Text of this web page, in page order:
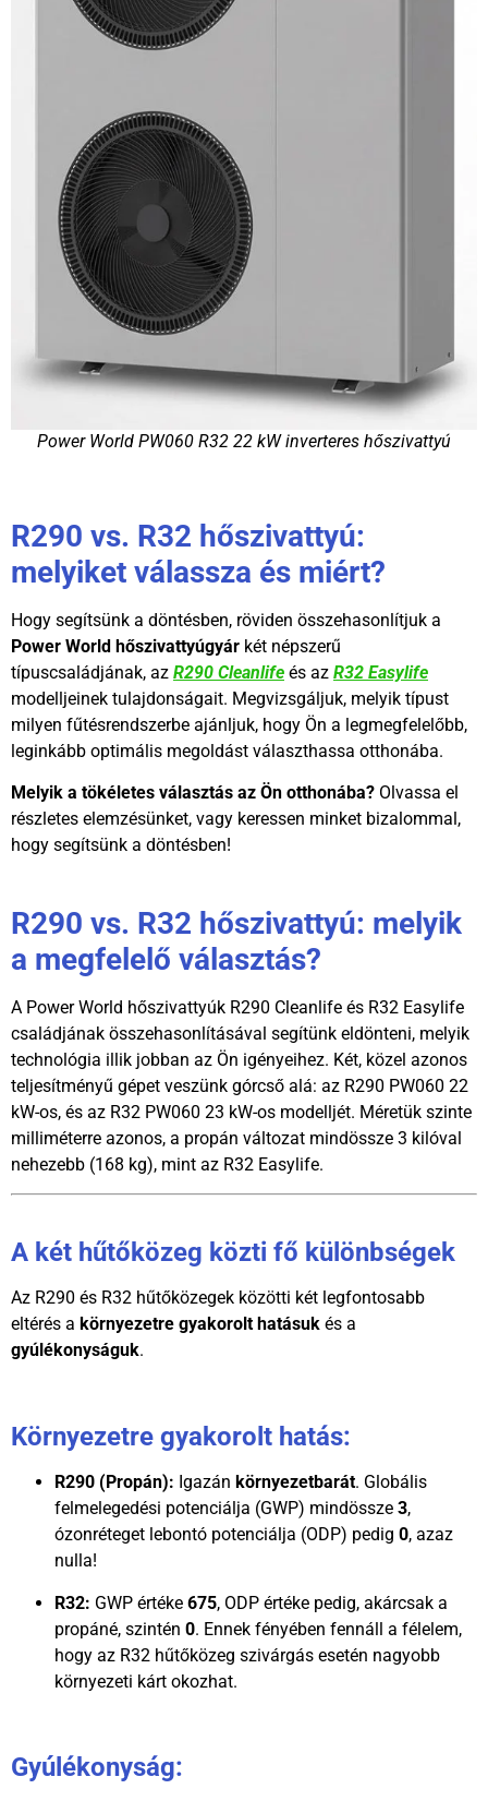
Power World PW060 R32 22 kW inverteres hőszivattyú
R290 vs. R32 hőszivattyú:
melyiket válassza és miért?
Hogy segítsünk a döntésben, röviden összehasonlítjuk a
Power World hőszivattyúgyár két népszerű
típuscsaládjának, az R290 Cleanlife és az R32 Easylife
modelljeinek tulajdonságait. Megvizsgáljuk, melyik típust
milyen fűtésrendszerbe ajánljuk, hogy Ön a legmegfelelőbb,
leginkább optimális megoldást választhassa otthonába.
Melyik a tökéletes választás az Ön otthonába? Olvassa el
részletes elemzésünket, vagy keressen minket bizalommal,
hogy segítsünk a döntésben!
R290 vs. R32 hőszivattyú: melyik
a megfelelő választás?
A Power World hőszivattyúk R290 Cleanlife és R32 Easylife
családjának összehasonlításával segítünk eldönteni, melyik
technológia illik jobban az Ön igényeihez. Két, közel azonos
teljesítményű gépet veszünk górcső alá: az R290 PW060 22
kW-os, és az R32 PW060 23 kW-os modelljét. Méretük szinte
milliméterre azonos, a propán változat mindössze 3 kilóval
nehezebb (168 kg), mint az R32 Easylife.
A két hűtőközeg közti fő különbségek
Az R290 és R32 hűtőközegek közötti két legfontosabb
eltérés a környezetre gyakorolt hatásuk és a
gyúlékonyságuk.
Környezetre gyakorolt hatás:
R290 (Propán): Igazán környezetbarát. Globális
felmelegedési potenciálja (GWP) mindössze 3,
ózonréteget lebontó potenciálja (ODP) pedig 0, azaz
nulla!
R32: GWP értéke 675, ODP értéke pedig, akárcsak a
propáné, szintén 0. Ennek fényében fennáll a félelem,
hogy az R32 hűtőközeg szivárgás esetén nagyobb
környezeti kárt okozhat.
Gyúlékonyság: